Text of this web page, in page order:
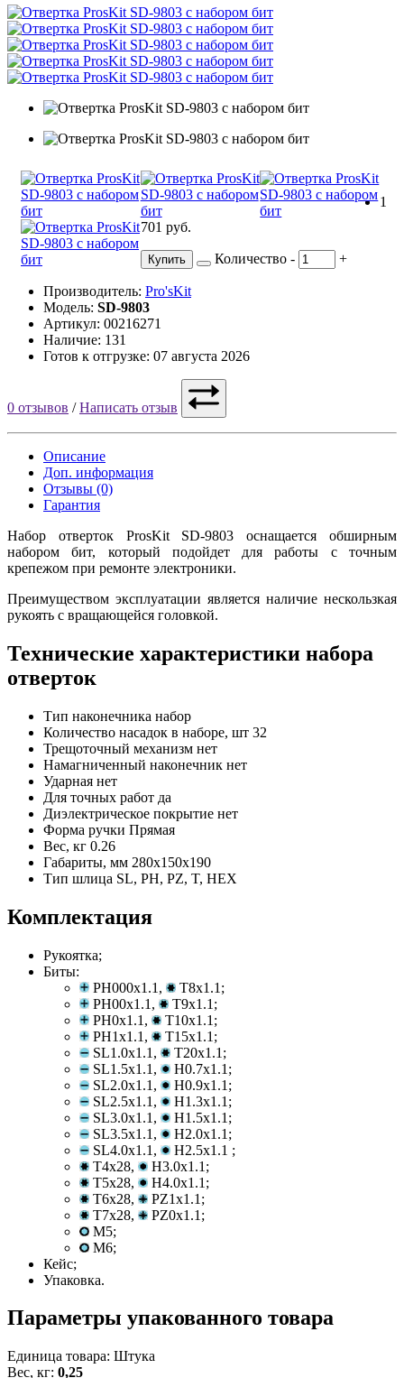
1
701 руб.
Купить Количество - +
Производитель: Pro'sKit
Модель: SD-9803
Артикул: 00216271
Наличие: 131
Готов к отгрузке: 07 августа 2026
0 отзывов /Написать отзыв
Описание
Доп. информация
Отзывы (0)
Гарантия
Набор отверток ProsKit SD-9803 оснащается обширным
набором бит, который подойдет для работы с точным
крепежом при ремонте электроники.
Преимуществом эксплуатации является наличие нескользкая
рукоять с вращающейся головкой.
Технические характеристики набора
отверток
Тип наконечника набор
Количество насадок в наборе, шт 32
Трещоточный механизм нет
Намагниченный наконечник нет
Ударная нет
Для точных работ да
Диэлектрическое покрытие нет
Форма ручки Прямая
Вес, кг 0.26
Габариты, мм 280х150х190
Тип шлица SL, PH, PZ, T, HEX
Комплектация
Рукоятка;
Биты:
PH000x1.1,
T8x1.1;
PH00x1.1,
T9x1.1;
PH0x1.1,
T10x1.1;
PH1x1.1,
T15x1.1;
SL1.0x1.1,
T20x1.1;
SL1.5x1.1,
H0.7x1.1;
SL2.0x1.1,
H0.9x1.1;
SL2.5x1.1,
H1.3x1.1;
SL3.0x1.1,
H1.5x1.1;
SL3.5x1.1,
H2.0x1.1;
SL4.0x1.1,
H2.5x1.1 ;
T4x28,
H3.0x1.1;
T5x28,
H4.0x1.1;
T6x28,
PZ1x1.1;
T7x28,
PZ0x1.1;
M5;
M6;
Кейс;
Упаковка.
Параметры упакованного товара
Единица товара: Штука
Вес, кг: 0,25